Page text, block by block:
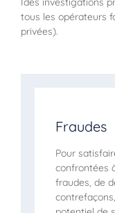
tous les opérateurs
privées).
Fraudes
Pour
confrontées
fraudes, de